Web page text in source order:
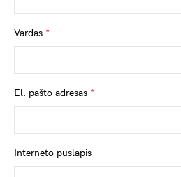
Vardas *
El. pašto adresas *
Interneto puslapis